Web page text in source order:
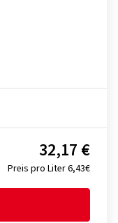
Preis pro Liter 6,43€
32,17 €